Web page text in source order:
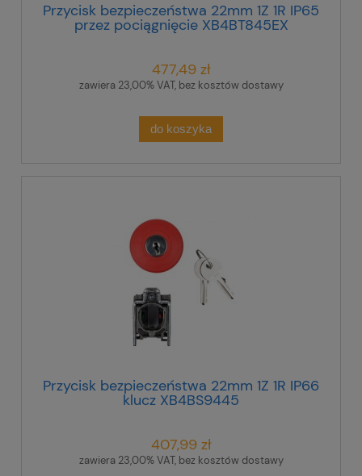
Przycisk bezpieczeństwa 22mm 1Z 1R IP65
przez pociągnięcie XB4BT845EX
477,49 zł
zawiera 23,00% VAT, bez kosztów dostawy
do koszyka
Przycisk bezpieczeństwa 22mm 1Z 1R IP66
klucz XB4BS9445
407,99 zł
zawiera 23,00% VAT, bez kosztów dostawy